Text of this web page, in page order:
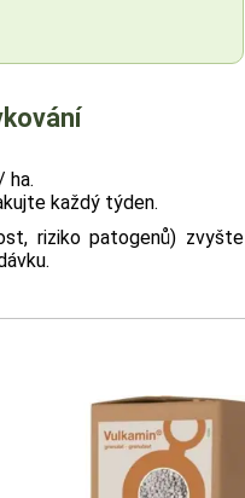
ha.
každý týden.
riziko patogenů) zvyšte